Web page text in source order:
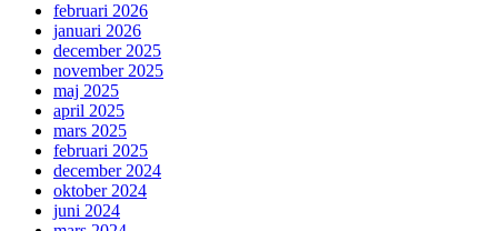
februari 2026
januari 2026
december 2025
november 2025
maj 2025
april 2025
mars 2025
februari 2025
december 2024
oktober 2024
juni 2024